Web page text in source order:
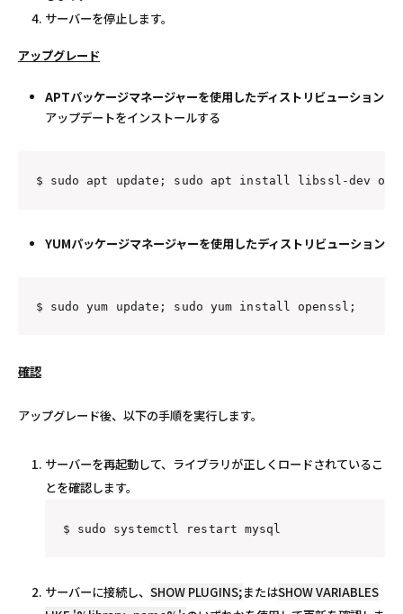
サーバーを停止します。
アップグレード
APTパッケージマネージャーを使用したディストリビューション
アップデートをインストールする
$ sudo apt update; sudo apt install libssl-dev
YUMパッケージマネージャーを使用したディストリビューション
$ sudo yum update; sudo yum install openssl;
確認
アップグレード後、以下の手順を実行します。
サーバーを再起動して、ライブラリが正しくロードされているこ
とを確認します。
$ sudo systemctl restart mysql
サーバーに接続し、 SHOW PLUGINS;またはSHOW VARIABLES